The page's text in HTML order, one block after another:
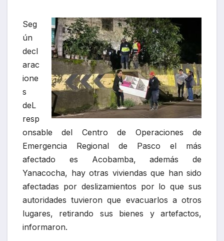
Seg
ún
decl
arac
ione
s
deL
resp
onsable del Centro de Operaciones de
Emergencia Regional de Pasco el más
afectado es Acobamba, además de
Yanacocha, hay otras viviendas que han sido
afectadas por deslizamientos por lo que sus
autoridades tuvieron que evacuarlos a otros
lugares, retirando sus bienes y artefactos,
informaron.